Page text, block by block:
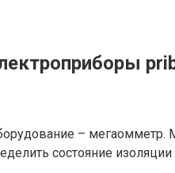
– мегаомметр.
состояние